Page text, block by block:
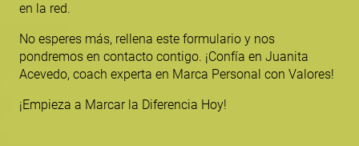
en la red.
No esperes más, rellena este formulario y nos
pondremos en contacto contigo. ¡Confía en Juanita
Acevedo, coach experta en Marca Personal con Valores!
¡Empieza a Marcar la Diferencia Hoy!